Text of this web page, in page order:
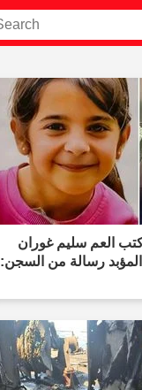
العم سليم غوران
رسالة من السجن: